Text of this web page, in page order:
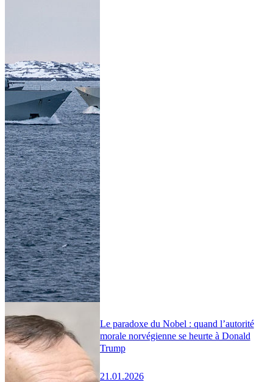
Le paradoxe du Nobel : quand l’autorité
morale norvégienne se heurte à Donald
Trump
21.01.2026